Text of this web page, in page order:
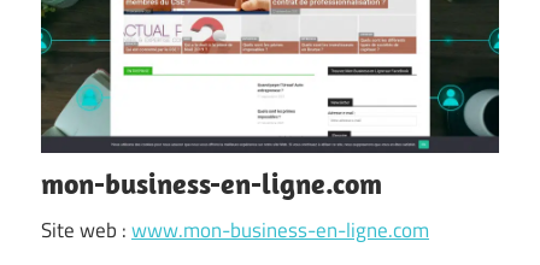
mon-business-en-ligne.com
Site web :www.mon-business-en-ligne.com